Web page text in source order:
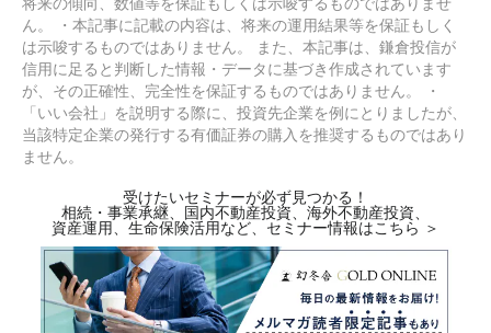
ん。 ・本記事に記載の内容は、将来の運用結果等を保証もしく
は示唆するものではありません。 また、本記事は、鎌倉投信が
信用に足ると判断した情報・データに基づき作成されています
が、その正確性、完全性を保証するものではありません。 ・
「いい会社」を説明する際に、投資先企業を例にとりましたが、
当該特定企業の発行する有価証券の購入を推奨するものではあり
ません。
受けたいセミナーが必ず見つかる！
相続・事業承継、国内不動産投資、海外不動産投資、
資産運用、生命保険活用など、セミナー情報はこちら ＞